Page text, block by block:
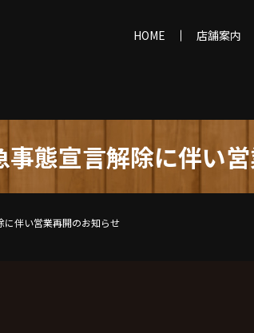
HOME 店舗案内
事態宣言解除に伴い
に伴い営業再開のお知らせ